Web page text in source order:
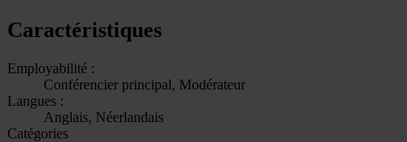
Caractéristiques
Employabilité :
Conférencier principal, Modérateur
Langues :
Anglais, Néerlandais
Catégories